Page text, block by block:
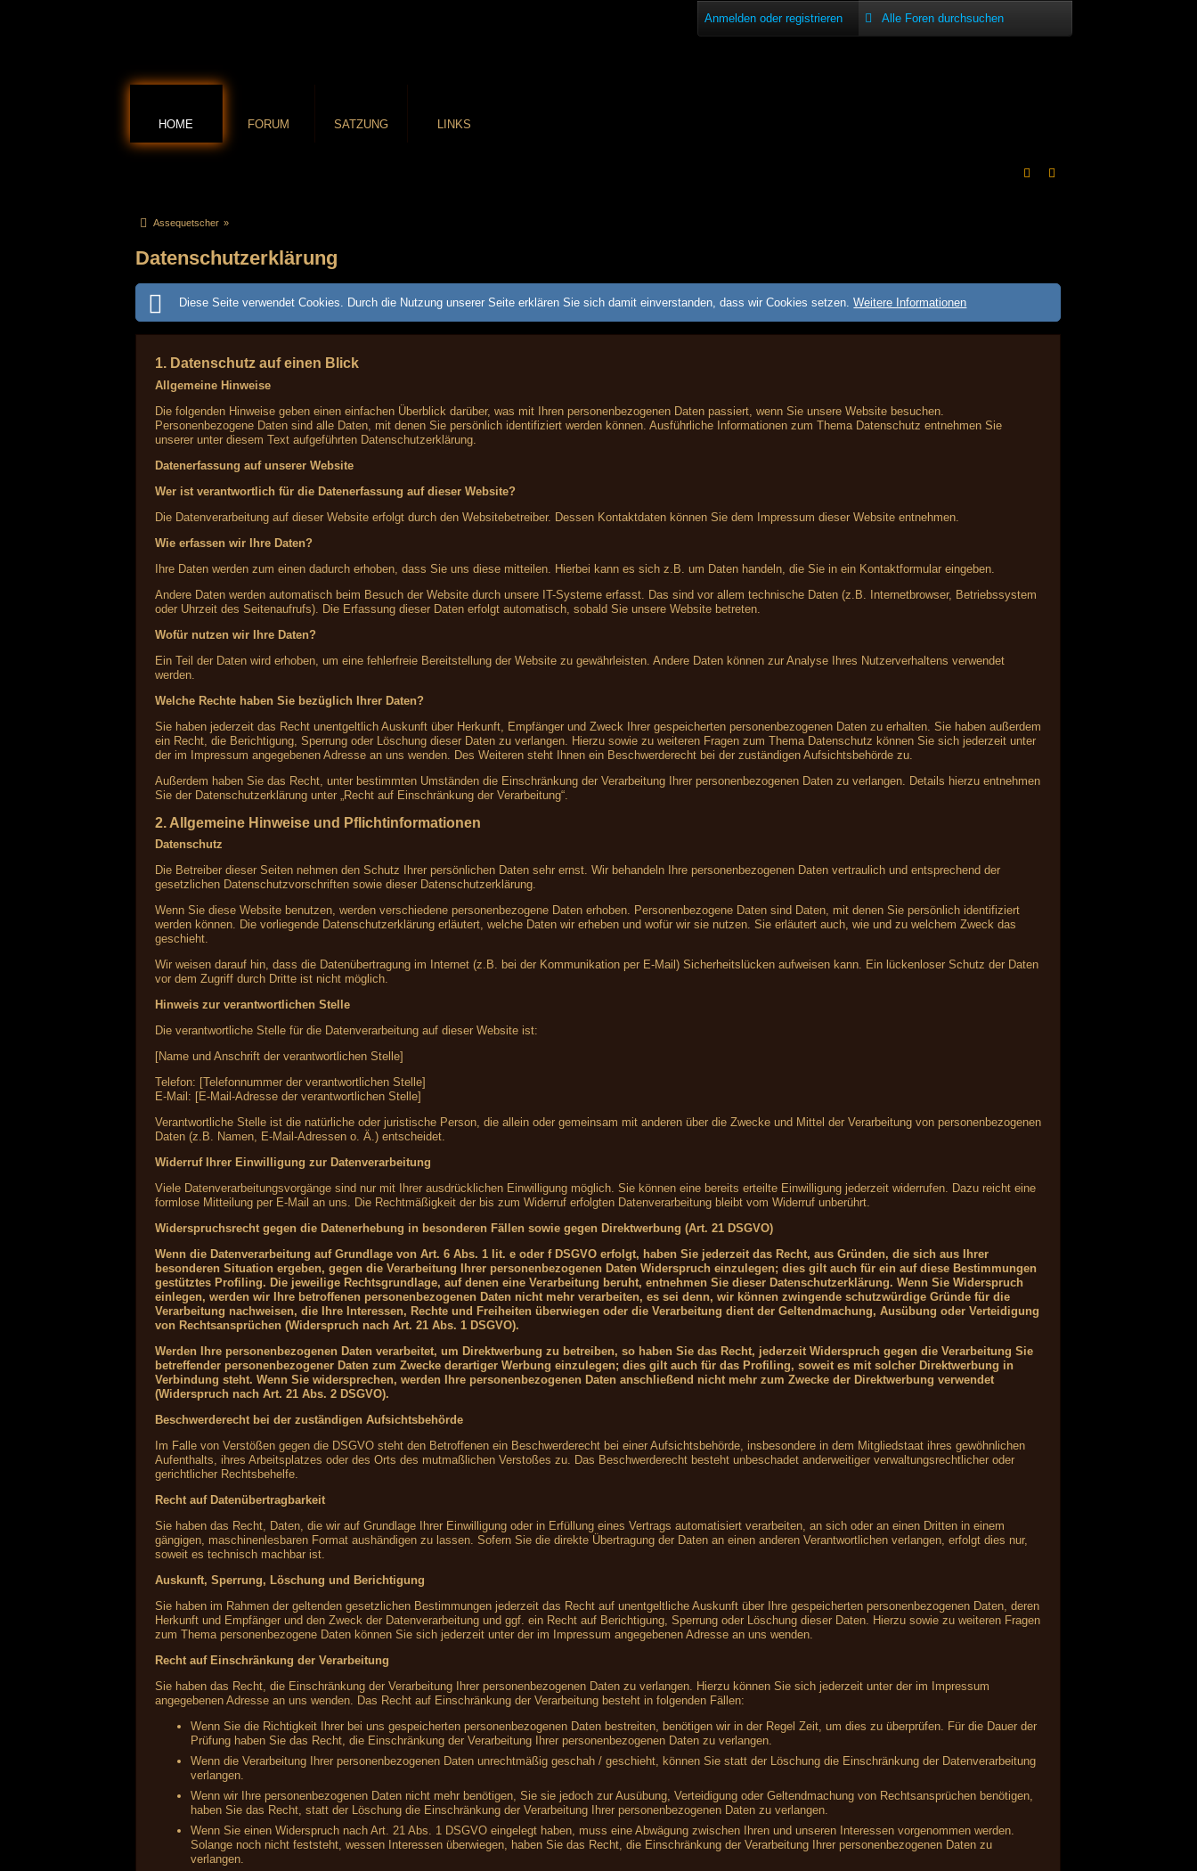
Anmelden oder registrieren
HOME FORUM SATZUNG LINKS
Assequetscher »
Datenschutzerklärung
Diese Seite verwendet Cookies. Durch die Nutzung unserer Seite erklären Sie sich damit einverstanden, dass wir Cookies setzen.Weitere Informationen
1. Datenschutz auf einen Blick
Allgemeine Hinweise
Die folgenden Hinweise geben einen einfachen Überblick darüber, was mit Ihren personenbezogenen Daten passiert, wenn Sie unsere Website besuchen.
Personenbezogene Daten sind alle Daten, mit denen Sie persönlich identifiziert werden können. Ausführliche Informationen zum Thema Datenschutz entnehmen Sie
unserer unter diesem Text aufgeführten Datenschutzerklärung.
Datenerfassung auf unserer Website
Wer ist verantwortlich für die Datenerfassung auf dieser Website?
Die Datenverarbeitung auf dieser Website erfolgt durch den Websitebetreiber. Dessen Kontaktdaten können Sie dem Impressum dieser Website entnehmen.
Wie erfassen wir Ihre Daten?
Ihre Daten werden zum einen dadurch erhoben, dass Sie uns diese mitteilen. Hierbei kann es sich z.B. um Daten handeln, die Sie in ein Kontaktformular eingeben.
Andere Daten werden automatisch beim Besuch der Website durch unsere IT-Systeme erfasst. Das sind vor allem technische Daten (z.B. Internetbrowser, Betriebssystem
oder Uhrzeit des Seitenaufrufs). Die Erfassung dieser Daten erfolgt automatisch, sobald Sie unsere Website betreten.
Wofür nutzen wir Ihre Daten?
Ein Teil der Daten wird erhoben, um eine fehlerfreie Bereitstellung der Website zu gewährleisten. Andere Daten können zur Analyse Ihres Nutzerverhaltens verwendet
werden.
Welche Rechte haben Sie bezüglich Ihrer Daten?
Sie haben jederzeit das Recht unentgeltlich Auskunft über Herkunft, Empfänger und Zweck Ihrer gespeicherten personenbezogenen Daten zu erhalten. Sie haben außerdem
ein Recht, die Berichtigung, Sperrung oder Löschung dieser Daten zu verlangen. Hierzu sowie zu weiteren Fragen zum Thema Datenschutz können Sie sich jederzeit unter
der im Impressum angegebenen Adresse an uns wenden. Des Weiteren steht Ihnen ein Beschwerderecht bei der zuständigen Aufsichtsbehörde zu.
Außerdem haben Sie das Recht, unter bestimmten Umständen die Einschränkung der Verarbeitung Ihrer personenbezogenen Daten zu verlangen. Details hierzu entnehmen
Sie der Datenschutzerklärung unter „Recht auf Einschränkung der Verarbeitung“.
2. Allgemeine Hinweise und Pflichtinformationen
Datenschutz
Die Betreiber dieser Seiten nehmen den Schutz Ihrer persönlichen Daten sehr ernst. Wir behandeln Ihre personenbezogenen Daten vertraulich und entsprechend der
gesetzlichen Datenschutzvorschriften sowie dieser Datenschutzerklärung.
Wenn Sie diese Website benutzen, werden verschiedene personenbezogene Daten erhoben. Personenbezogene Daten sind Daten, mit denen Sie persönlich identifiziert
werden können. Die vorliegende Datenschutzerklärung erläutert, welche Daten wir erheben und wofür wir sie nutzen. Sie erläutert auch, wie und zu welchem Zweck das
geschieht.
Wir weisen darauf hin, dass die Datenübertragung im Internet (z.B. bei der Kommunikation per E-Mail) Sicherheitslücken aufweisen kann. Ein lückenloser Schutz der Daten
vor dem Zugriff durch Dritte ist nicht möglich.
Hinweis zur verantwortlichen Stelle
Die verantwortliche Stelle für die Datenverarbeitung auf dieser Website ist:
[Name und Anschrift der verantwortlichen Stelle]
Telefon: [Telefonnummer der verantwortlichen Stelle]
E-Mail: [E-Mail-Adresse der verantwortlichen Stelle]
Verantwortliche Stelle ist die natürliche oder juristische Person, die allein oder gemeinsam mit anderen über die Zwecke und Mittel der Verarbeitung von personenbezogenen
Daten (z.B. Namen, E-Mail-Adressen o. Ä.) entscheidet.
Widerruf Ihrer Einwilligung zur Datenverarbeitung
Viele Datenverarbeitungsvorgänge sind nur mit Ihrer ausdrücklichen Einwilligung möglich. Sie können eine bereits erteilte Einwilligung jederzeit widerrufen. Dazu reicht eine
formlose Mitteilung per E-Mail an uns. Die Rechtmäßigkeit der bis zum Widerruf erfolgten Datenverarbeitung bleibt vom Widerruf unberührt.
Widerspruchsrecht gegen die Datenerhebung in besonderen Fällen sowie gegen Direktwerbung (Art. 21 DSGVO)
Wenn die Datenverarbeitung auf Grundlage von Art. 6 Abs. 1 lit. e oder f DSGVO erfolgt, haben Sie jederzeit das Recht, aus Gründen, die sich aus Ihrer
besonderen Situation ergeben, gegen die Verarbeitung Ihrer personenbezogenen Daten Widerspruch einzulegen; dies gilt auch für ein auf diese Bestimmungen
gestütztes Profiling. Die jeweilige Rechtsgrundlage, auf denen eine Verarbeitung beruht, entnehmen Sie dieser Datenschutzerklärung. Wenn Sie Widerspruch
einlegen, werden wir Ihre betroffenen personenbezogenen Daten nicht mehr verarbeiten, es sei denn, wir können zwingende schutzwürdige Gründe für die
Verarbeitung nachweisen, die Ihre Interessen, Rechte und Freiheiten überwiegen oder die Verarbeitung dient der Geltendmachung, Ausübung oder Verteidigung
von Rechtsansprüchen (Widerspruch nach Art. 21 Abs. 1 DSGVO).
Werden Ihre personenbezogenen Daten verarbeitet, um Direktwerbung zu betreiben, so haben Sie das Recht, jederzeit Widerspruch gegen die Verarbeitung Sie
betreffender personenbezogener Daten zum Zwecke derartiger Werbung einzulegen; dies gilt auch für das Profiling, soweit es mit solcher Direktwerbung in
Verbindung steht. Wenn Sie widersprechen, werden Ihre personenbezogenen Daten anschließend nicht mehr zum Zwecke der Direktwerbung verwendet
(Widerspruch nach Art. 21 Abs. 2 DSGVO).
Beschwerderecht bei der zuständigen Aufsichtsbehörde
Im Falle von Verstößen gegen die DSGVO steht den Betroffenen ein Beschwerderecht bei einer Aufsichtsbehörde, insbesondere in dem Mitgliedstaat ihres gewöhnlichen
Aufenthalts, ihres Arbeitsplatzes oder des Orts des mutmaßlichen Verstoßes zu. Das Beschwerderecht besteht unbeschadet anderweitiger verwaltungsrechtlicher oder
gerichtlicher Rechtsbehelfe.
Recht auf Datenübertragbarkeit
Sie haben das Recht, Daten, die wir auf Grundlage Ihrer Einwilligung oder in Erfüllung eines Vertrags automatisiert verarbeiten, an sich oder an einen Dritten in einem
gängigen, maschinenlesbaren Format aushändigen zu lassen. Sofern Sie die direkte Übertragung der Daten an einen anderen Verantwortlichen verlangen, erfolgt dies nur,
soweit es technisch machbar ist.
Auskunft, Sperrung, Löschung und Berichtigung
Sie haben im Rahmen der geltenden gesetzlichen Bestimmungen jederzeit das Recht auf unentgeltliche Auskunft über Ihre gespeicherten personenbezogenen Daten, deren
Herkunft und Empfänger und den Zweck der Datenverarbeitung und ggf. ein Recht auf Berichtigung, Sperrung oder Löschung dieser Daten. Hierzu sowie zu weiteren Fragen
zum Thema personenbezogene Daten können Sie sich jederzeit unter der im Impressum angegebenen Adresse an uns wenden.
Recht auf Einschränkung der Verarbeitung
Sie haben das Recht, die Einschränkung der Verarbeitung Ihrer personenbezogenen Daten zu verlangen. Hierzu können Sie sich jederzeit unter der im Impressum
angegebenen Adresse an uns wenden. Das Recht auf Einschränkung der Verarbeitung besteht in folgenden Fällen:
Wenn Sie die Richtigkeit Ihrer bei uns gespeicherten personenbezogenen Daten bestreiten, benötigen wir in der Regel Zeit, um dies zu überprüfen. Für die Dauer der
Prüfung haben Sie das Recht, die Einschränkung der Verarbeitung Ihrer personenbezogenen Daten zu verlangen.
Wenn die Verarbeitung Ihrer personenbezogenen Daten unrechtmäßig geschah / geschieht, können Sie statt der Löschung die Einschränkung der Datenverarbeitung
verlangen.
Wenn wir Ihre personenbezogenen Daten nicht mehr benötigen, Sie sie jedoch zur Ausübung, Verteidigung oder Geltendmachung von Rechtsansprüchen benötigen,
haben Sie das Recht, statt der Löschung die Einschränkung der Verarbeitung Ihrer personenbezogenen Daten zu verlangen.
Wenn Sie einen Widerspruch nach Art. 21 Abs. 1 DSGVO eingelegt haben, muss eine Abwägung zwischen Ihren und unseren Interessen vorgenommen werden.
Solange noch nicht feststeht, wessen Interessen überwiegen, haben Sie das Recht, die Einschränkung der Verarbeitung Ihrer personenbezogenen Daten zu
verlangen.